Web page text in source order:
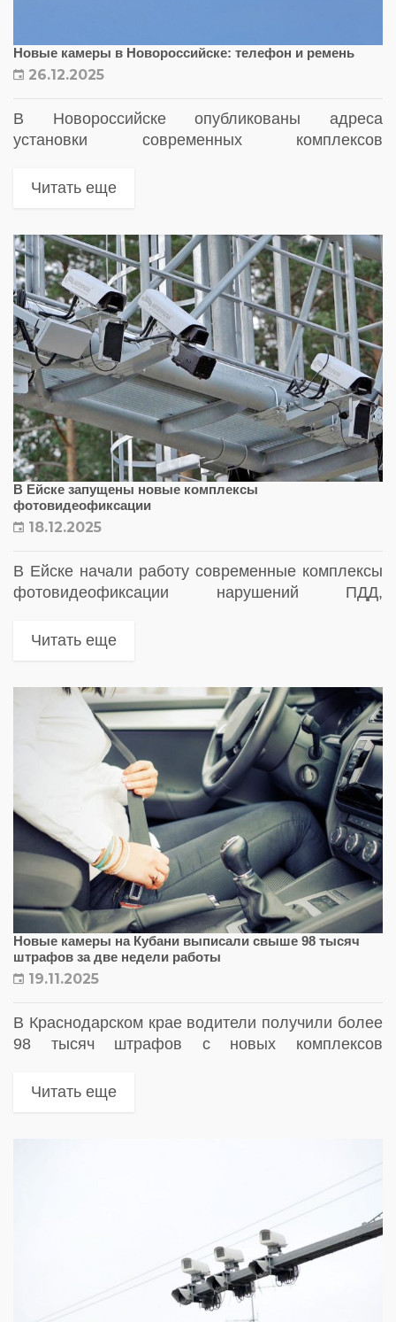
Новые камеры в Новороссийске: телефон и ремень
26.12.2025
В Новороссийске опубликованы адреса
установки современных комплексов
телефон, ремень и другие нарушения
Читать еще
В Ейске запущены новые комплексы
фотовидеофиксации
18.12.2025
В Ейске начали работу современные комплексы
фотовидеофиксации нарушений ПДД,
«Инфраструктура для жизни»
Читать еще
Новые камеры на Кубани выписали свыше 98 тысяч
штрафов за две недели работы
19.11.2025
В Краснодарском крае водители получили более
98 тысяч штрафов с новых комплексов
телефон, ремни и фары
Читать еще